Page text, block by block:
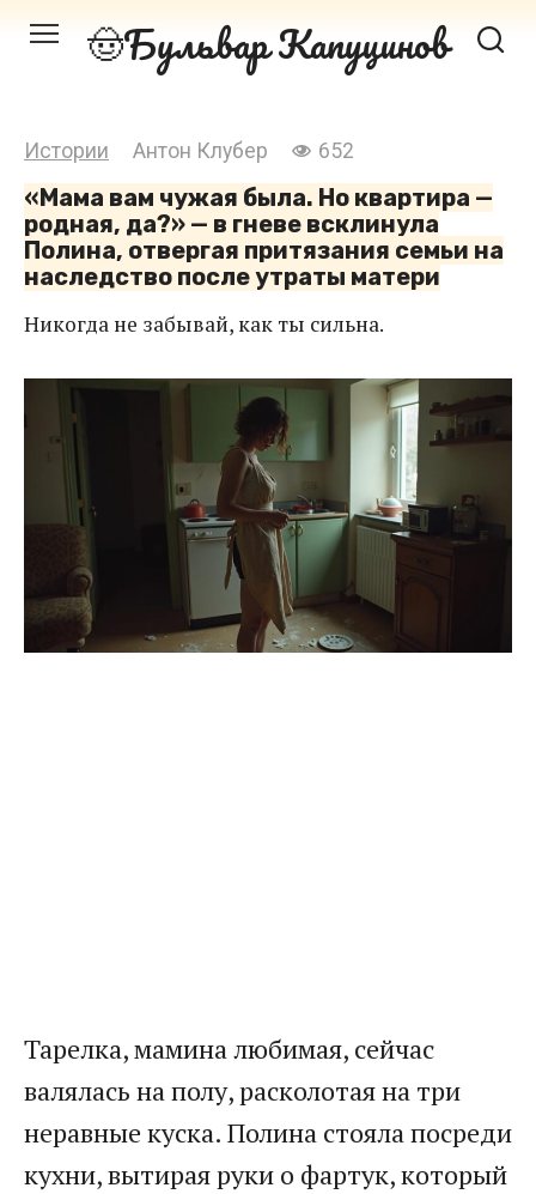
Перейти Бульвар Капуцинов
Истории Антон Клубер 652
«Мама вам чужая была. Но квартира —
родная, да?» — в гневе всклинула
Полина, отвергая притязания семьи на
наследство после утраты матери
Никогда не забывай, как ты сильна.
Тарелка, мамина любимая, сейчас
валялась на полу, расколотая на три
неравные куска. Полина стояла посреди
кухни, вытирая руки о фартук, который